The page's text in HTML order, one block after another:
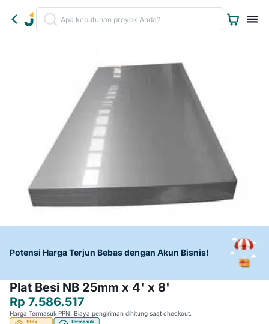
Potensi Harga Terjun Bebas dengan Akun Bisnis!
Plat Besi NB 25mm x 4' x 8'
Rp 7.586.517
Harga Termasuk PPN. Biaya pengiriman dihitung saat checkout.